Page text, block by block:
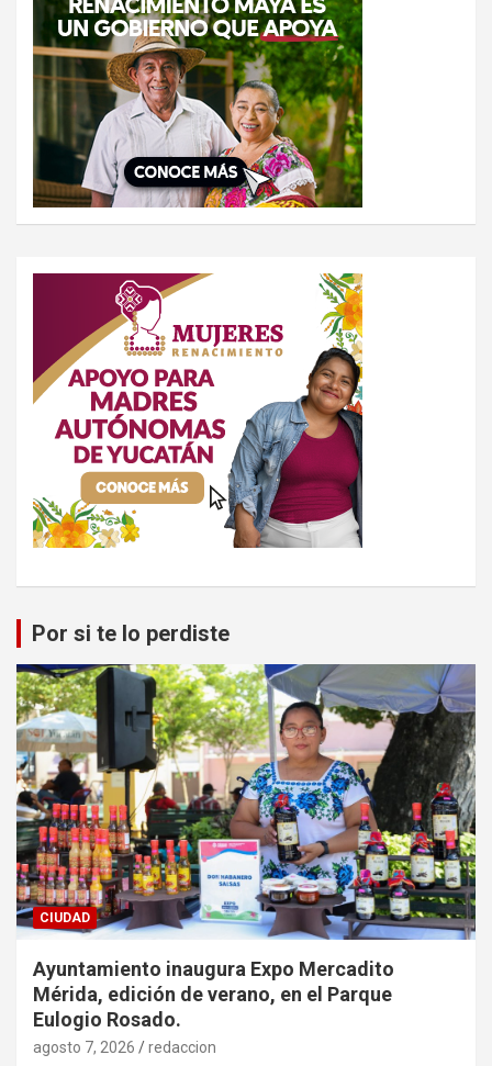
Por si te lo perdiste
CIUDAD
Ayuntamiento inaugura Expo Mercadito
Mérida, edición de verano, en el Parque
Eulogio Rosado.
agosto 7, 2026 redaccion